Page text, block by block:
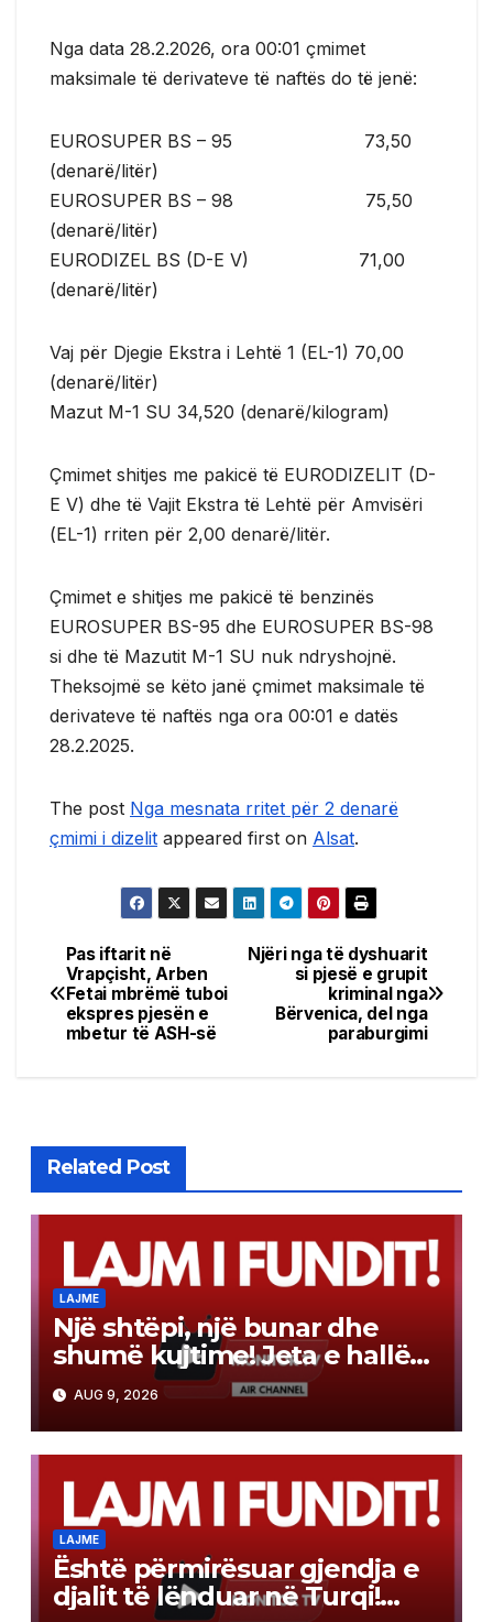
Nga data 28.2.2026, ora 00:01 çmimet
maksimale të derivateve të naftës do të jenë:
EUROSUPER BS – 95 73,50
(denarë/litër)
EUROSUPER BS – 98 75,50
(denarë/litër)
EURODIZEL BS (D-E V) 71,00
(denarë/litër)
Vaj për Djegie Ekstra i Lehtë 1 (EL-1) 70,00
(denarë/litër)
Mazut М-1 SU 34,520 (denarë/kilogram)
Çmimet shitjes me pakicë të EURODIZELIT (D-
Е V) dhe të Vajit Ekstra të Lehtë për Amvisëri
(ЕL-1) rriten për 2,00 denarë/litër.
Çmimet e shitjes me pakicë të benzinës
EUROSUPER BS-95 dhe EUROSUPER BS-98
si dhe të Mazutit M-1 SU nuk ndryshojnë.
Theksojmë se këto janë çmimet maksimale të
derivateve të naftës nga ora 00:01 e datës
28.2.2025.
The post Nga mesnata rritet për 2 denarë
çmimi i dizelit appeared first on Alsat.
Post
navigation
Njëri nga të dyshuarit
si pjesë e grupit
kriminal nga
Bërvenica, del nga
paraburgimi
Pas iftarit në
Vrapçisht, Arben
Fetai mbrëmë tuboi
ekspres pjesën e
mbetur të ASH-së
Related Post
LAJME
Një shtëpi, një bunar dhe
shumë kujtime! Jeta e hallës
Qamile, mes traditës dhe
vetmisë
AUG 9, 2026
LAJME
Është përmirësuar gjendja e
djalit të lënduar në Turqi!